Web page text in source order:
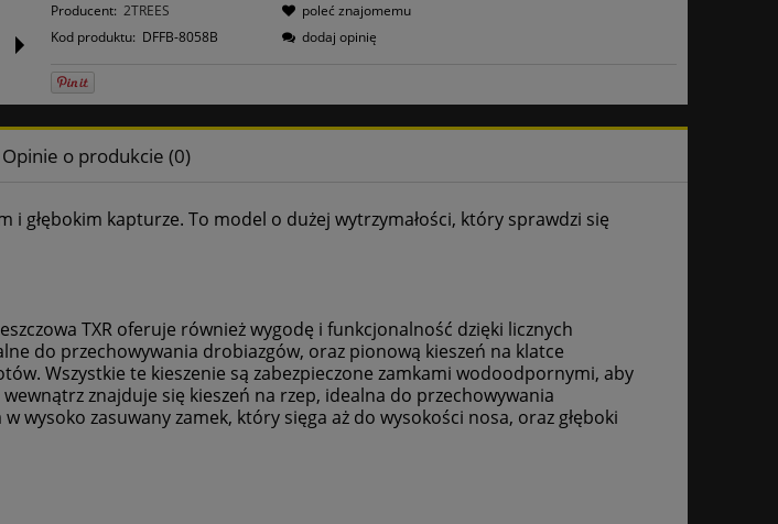
Producent: 2TREES
Kod produktu: DFFB-8058B
poleć znajomemu
dodaj opinię
ewentualnych kosztów
Opinie o produkcie (0)
i głębokim kapturze. To model o dużej wytrzymałości, który sprawdzi się
TXR oferuje również wygodę i funkcjonalność dzięki licznych
do przechowywania drobiazgów, oraz pionową kieszeń na klatce
Wszystkie te kieszenie są zabezpieczone zamkami wodoodpornymi, aby
znajduje się kieszeń na rzep, idealna do przechowywania
zasuwany zamek, który sięga aż do wysokości nosa, oraz głęboki